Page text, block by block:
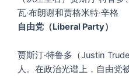
瓦·布朗谢和贾格米特·辛格
自由党（Liberal Party）
贾斯汀·特鲁多（Justin
人。在政治光谱上，自由党